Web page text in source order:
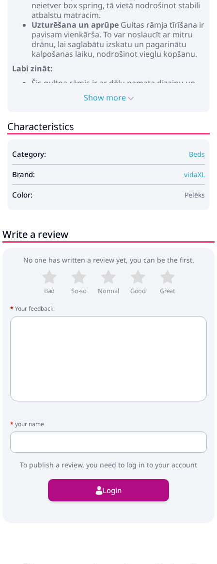
neietver box spring, tā vietā nodrošinot stabili
atbalstu matracim.
Uzturēšana un aprūpe Gultas rāmja tīrīšana ir
pavisam vienkārša. To var noslaucīt ar mitru
drānu, lai saglabātu izskatu un pagarinātu
kalpošanas laiku, nodrošinot vieglu kopšanu.
Labi zināt:
Šis gultņa rāmis ir ar dēļu pamata dizainu un
A)
Saderīgs matrača izmērs: 120 x 190 cm
Maksimālais cilvēku skaits: 2
Maksimālais svars: 200 kg
Izturīgs
Gultas augstums: 31.5 cm
Savietojamā matrača izmērs: 190 x 120 cm (W x
Iepakojuma saturs:
1 x Glabāšanas gultas rāmis
Show more
Characteristics
Category: Beds
Brand: vidaXL
Color: Pelēks
Write a review
No one has written a review yet, you can be the first.
Bad So-so Normal Good Great
Your feedback:
your name
To publish a review, you need to log in to your account
Login